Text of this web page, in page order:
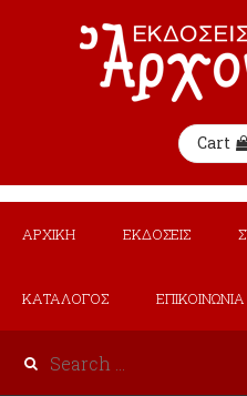
Cart
ΑΡΧΙΚΗ ΕΚΔΟΣΕΙΣ
ΚΑΤΑΛΟΓΟΣ ΕΠΙΚΟΙΝΩΝΙΑ